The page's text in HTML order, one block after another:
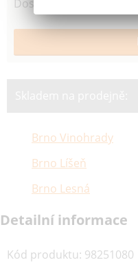
Dostupnost
Brno Vinohrady
Brno Líšeň
Brno Lesná
Detailní informace
Kód produktu: 98251080